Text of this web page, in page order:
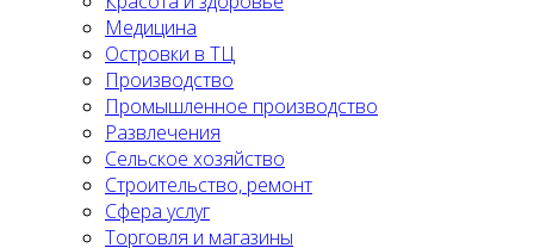
Медицина
Островки в ТЦ
Производство
Промышленное производство
Развлечения
Сельское хозяйство
Строительство, ремонт
Сфера услуг
Торговля и магазины